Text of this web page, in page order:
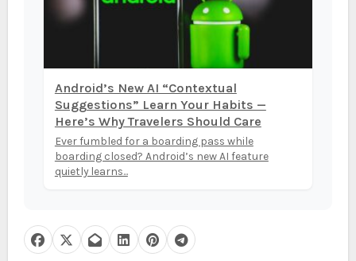
Android’s New AI “Contextual
Suggestions” Learn Your Habits —
Here’s Why Travelers Should Care
Ever fumbled for a boarding pass while
boarding closed? Android’s new AI feature
quietly learns...